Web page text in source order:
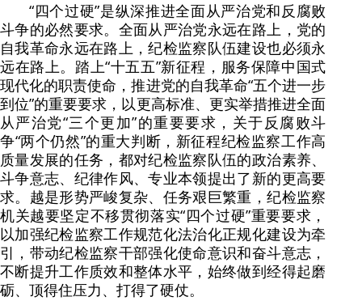
“四个过硬”是纵深推进全面从严治党和反腐败
斗争的必然要求。全面从严治党永远在路上，党的
自我革命永远在路上，纪检监察队伍建设也必须永
远在路上。踏上“十五五”新征程，服务保障中国式
现代化的职责使命，推进党的自我革命“五个进一步
到位”的重要要求，以更高标准、更实举措推进全面
从严治党“三个更加”的重要要求，关于反腐败斗
争“两个仍然”的重大判断，新征程纪检监察工作高
质量发展的任务，都对纪检监察队伍的政治素养、
斗争意志、纪律作风、专业本领提出了新的更高要
求。越是形势严峻复杂、任务艰巨繁重，纪检监察
机关越要坚定不移贯彻落实“四个过硬”重要要求，
以加强纪检监察工作规范化法治化正规化建设为牵
引，带动纪检监察干部强化使命意识和奋斗意志，
不断提升工作质效和整体水平，始终做到经得起磨
砺、顶得住压力、打得了硬仗。